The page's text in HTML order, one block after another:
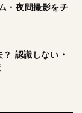
・夜間撮影をチ
認識しない・